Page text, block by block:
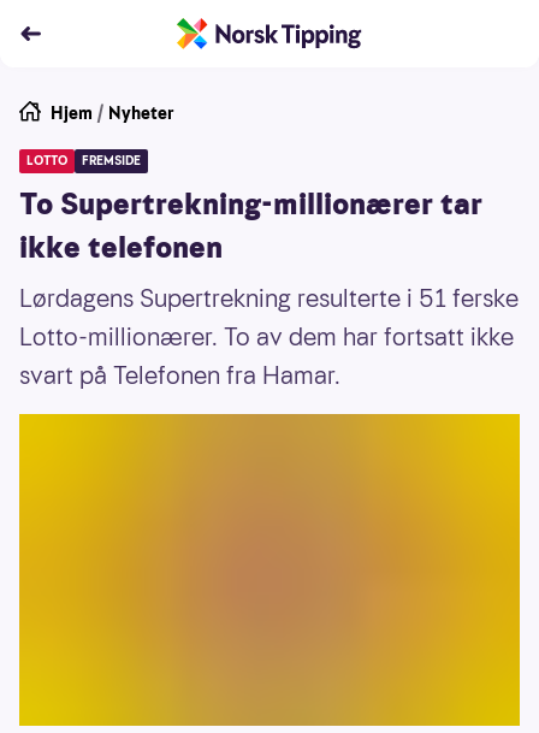
Hjem / Nyheter
LOTTO FREMSIDE
To Supertrekning-millionærer tar
ikke telefonen
Lørdagens Supertrekning resulterte i 51 ferske
Lotto-millionærer. To av dem har fortsatt ikke
svart på Telefonen fra Hamar.